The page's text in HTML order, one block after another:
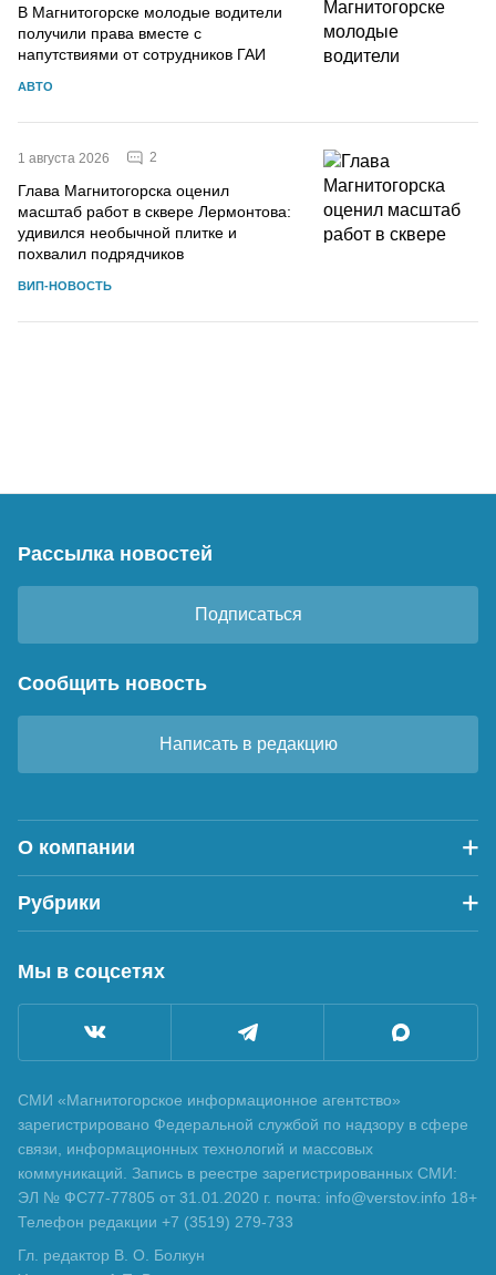
В Магнитогорске молодые водители
получили права вместе с
напутствиями от сотрудников ГАИ
АВТО
1 августа 2026 2
Глава Магнитогорска оценил
масштаб работ в сквере Лермонтова:
удивился необычной плитке и
похвалил подрядчиков
ВИП-НОВОСТЬ
Рассылка новостей
Подписаться
Сообщить новость
Написать в редакцию
О компании
Рубрики
Мы в соцсетях
СМИ «Магнитогорское информационное агентство»
зарегистрировано Федеральной службой по надзору в сфере
связи, информационных технологий и массовых
коммуникаций. Запись в реестре зарегистрированных СМИ:
ЭЛ № ФС77-77805 от 31.01.2020 г. почта: info@verstov.info 18+
Телефон редакции +7 (3519) 279-733
Гл. редактор В. О. Болкун